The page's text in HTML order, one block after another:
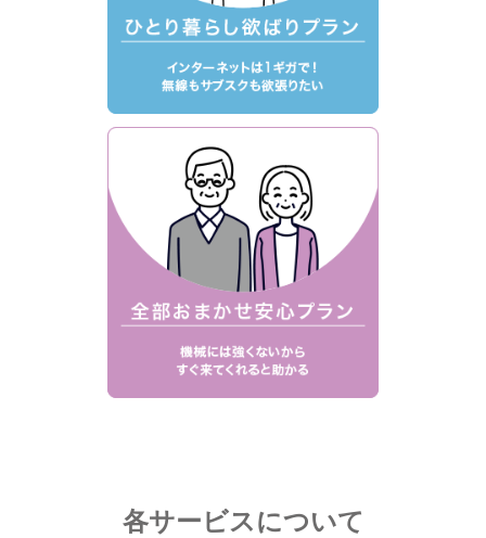
各サービスについて